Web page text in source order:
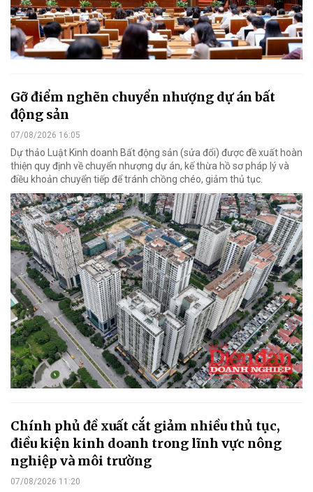
Gỡ điểm nghẽn chuyển nhượng dự án bất
động sản
07/08/2026 16:05
Dự thảo Luật Kinh doanh Bất động sản (sửa đổi) được đề xuất hoàn
thiện quy định về chuyển nhượng dự án, kế thừa hồ sơ pháp lý và
điều khoản chuyển tiếp để tránh chồng chéo, giảm thủ tục.
Chính phủ đề xuất cắt giảm nhiều thủ tục,
điều kiện kinh doanh trong lĩnh vực nông
nghiệp và môi trường
07/08/2026 11:20